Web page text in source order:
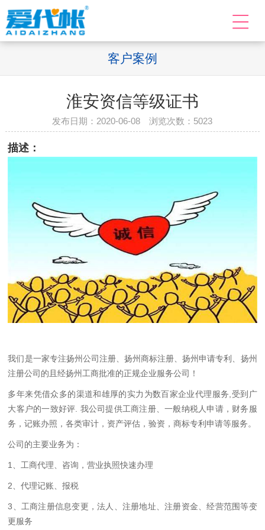
客户案例
淮安资信等级证书
发布日期：2020-06-08 浏览次数： 5023
描述：
我们是一家专注扬州公司注册、扬州商标注册、扬州申请专利、扬州
注册公司的且经扬州工商批准的正规企业服务公司！
多年来凭借众多的渠道和雄厚的实力为数百家企业代理服务,受到广
大客户的一致好评. 我公司提供工商注册、一般纳税人申请，财务服
务，记账办照，各类审计，资产评估，验资，商标专利申请等服务。
公司的主要业务为：
1、工商代理、咨询，营业执照快速办理
2、代理记账、报税
3、工商注册信息变更，法人、注册地址、注册资金、经营范围等变
更服务